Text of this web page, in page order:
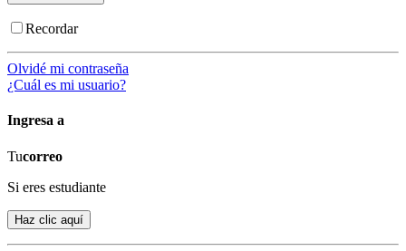
Recordar
Olvidé mi contraseña
¿Cuál es mi usuario?
Ingresa a
Tucorreo
Si eres estudiante